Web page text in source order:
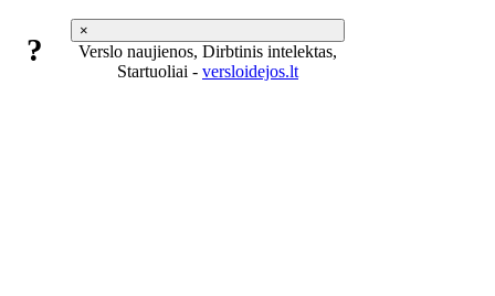
×
?
Verslo naujienos, Dirbtinis intelektas,
Startuoliai - versloidejos.lt